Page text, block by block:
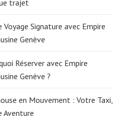
trajet
Voyage Signature avec Empire
Genève
Réserver avec Empire
Genève ?
en Mouvement : Votre Taxi,
Aventure